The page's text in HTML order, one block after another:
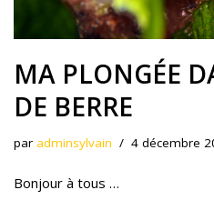
MA PLONGÉE
DE BERRE
par adminsylvain 4 décembre
Bonjour à tous …